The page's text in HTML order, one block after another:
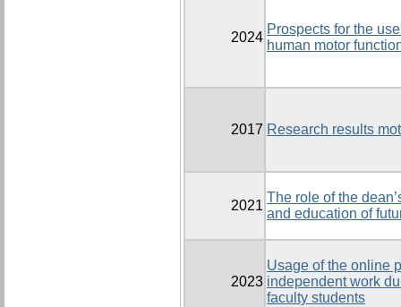
2024
Prospects for the
human motor
2017 Research results
2021
The role of the
and education of
2023
Usage of the online
independent work
faculty students